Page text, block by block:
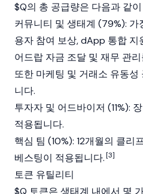
$Q의 총 공급량은 다음과 같
커뮤니티 및 생태계 (79%): 가
용자 참여 보상, dApp 통합 지
어드랍 자금 조달 및 재무 관
또한 마케팅 및 거래소 유동
니다.
투자자 및 어드바이저 (11%):
적용됩니다.
핵심 팀 (10%): 12개월의 클리
베스팅이 적용됩니다.[3]
토큰 유틸리티
$Q 토큰은 생태계 내에서 몇